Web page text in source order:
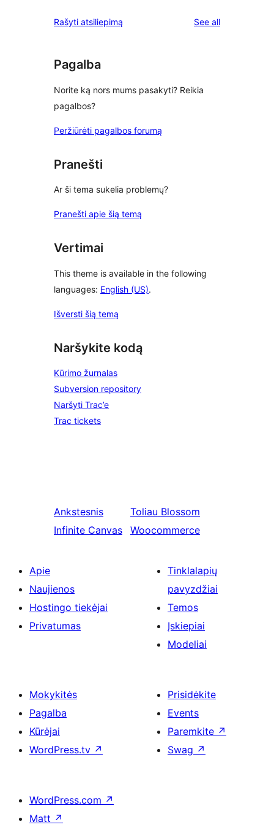
Rašyti atsiliepimą See allreviews
Pagalba
Norite ką nors mums pasakyti? Reikia
pagalbos?
Peržiūrėti pagalbos forumą
Pranešti
Ar ši tema sukelia problemų?
Pranešti apie šią temą
Vertimai
This theme is available in the following
languages: English (US).
Išversti šią temą
Naršykite kodą
Kūrimo žurnalas
Subversion repository
Naršyti Trac’e
Trac tickets
Ankstesnis
Infinite Canvas
Toliau Blossom
Woocommerce
Apie
Naujienos
Hostingo tiekėjai
Privatumas
Tinklalapių
pavyzdžiai
Temos
Įskiepiai
Modeliai
Mokykitės
Pagalba
Kūrėjai
WordPress.tv ↗
Prisidėkite
Events
Paremkite ↗
Swag ↗
WordPress.com ↗
Matt ↗